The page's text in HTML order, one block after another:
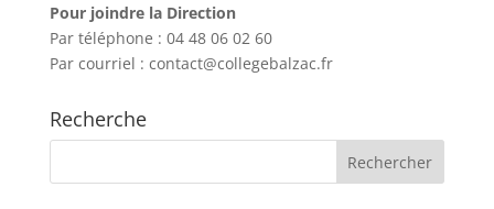
Pour joindre la Direction
Par téléphone : 04 48 06 02 60
Par courriel : contact@collegebalzac.fr
Recherche